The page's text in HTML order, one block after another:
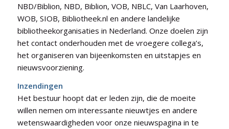
NBD/Biblion, NBD, Biblion, VOB, NBLC, Van Laarhoven,
WOB, SIOB, Bibliotheek.nl en andere landelijke
bibliotheekorganisaties in Nederland. Onze doelen zijn
het contact onderhouden met de vroegere collega’s,
het organiseren van bijeenkomsten en uitstapjes en
nieuwsvoorziening.
Inzendingen
Het bestuur hoopt dat er leden zijn, die de moeite
willen nemen om interessante nieuwtjes en andere
wetenswaardigheden voor onze nieuwspagina in te